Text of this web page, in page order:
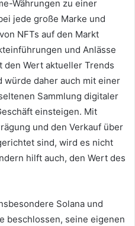
Währungen zu einer
jede große Marke und
NFTs auf den Markt
und Anlässe
den Wert aktueller Trends
würde daher auch mit einer
Sammlung digitaler
einsteigen. Mit
und den Verkauf über
sind, wird es nicht
hilft auch, den Wert des
Solana und
beschlossen, seine eigenen